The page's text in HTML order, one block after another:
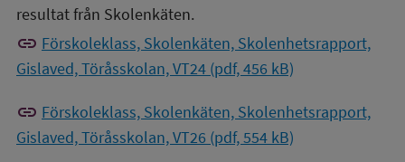
resultat från Skolenkäten.
link Förskoleklass, Skolenkäten, Skolenhetsrapport,
Gislaved, Töråsskolan, VT24 (pdf, 456 kB)
link Förskoleklass, Skolenkäten, Skolenhetsrapport,
Gislaved, Töråsskolan, VT26 (pdf, 554 kB)